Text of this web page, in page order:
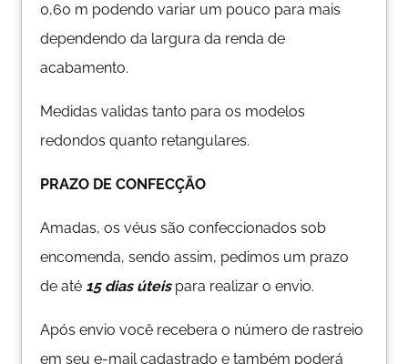
0,60 m podendo variar um pouco para mais
dependendo da largura da renda de
acabamento.
Medidas validas tanto para os modelos
redondos quanto retangulares.
PRAZO DE CONFECÇÃO
Amadas, os véus são confeccionados sob
encomenda, sendo assim, pedimos um prazo
de até 15 dias úteispara realizar o envio.
Após envio você recebera o número de rastreio
em seu e-mail cadastrado e também poderá